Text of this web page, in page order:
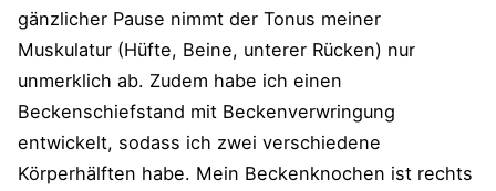
gänzlicher Pause nimmt der Tonus meiner
Muskulatur (Hüfte, Beine, unterer Rücken) nur
unmerklich ab. Zudem habe ich einen
Beckenschiefstand mit Beckenverwringung
entwickelt, sodass ich zwei verschiedene
Körperhälften habe. Mein Beckenknochen ist rechts